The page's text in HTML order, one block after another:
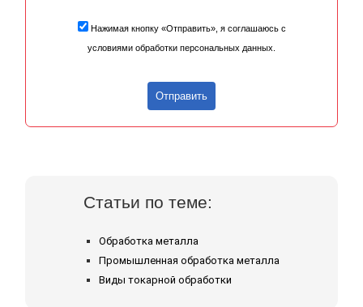
Нажимая кнопку «Отправить», я соглашаюсь с
условиями обработки персональных данных.
Отправить
Статьи по теме:
Обработка металла
Промышленная обработка металла
Виды токарной обработки